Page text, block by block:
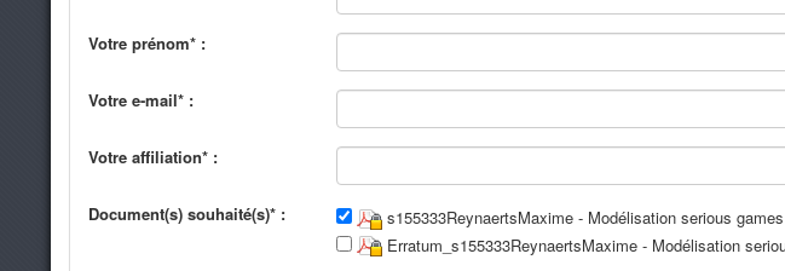
Votre prénom* :
Votre e-mail* :
Votre affiliation* :
Document(s) souhaité(s)* :
s155333ReynaertsMaxime - Modélisation serious
Erratum_s155333ReynaertsMaxime - Modélisation